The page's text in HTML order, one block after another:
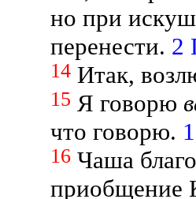
но при
перенести. 2
14 Итак,
15 Я говорю
что говорю.
16 Чаша
приобщение